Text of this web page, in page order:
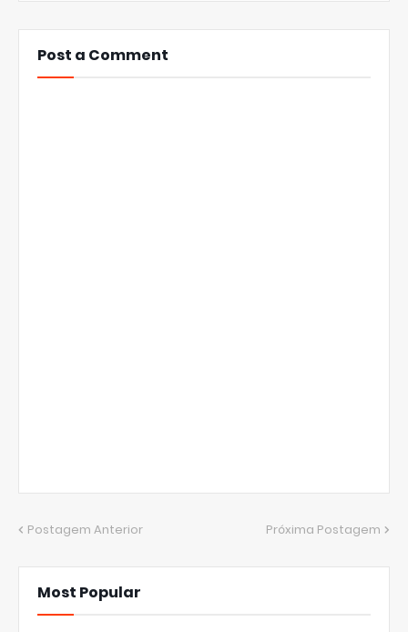
Post a Comment
Postagem Anterior Próxima Postagem
Most Popular